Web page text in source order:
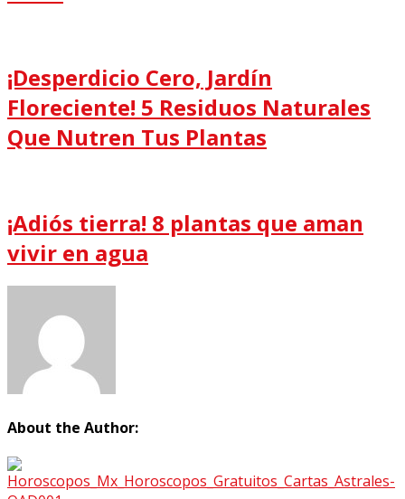
¡Desperdicio Cero, Jardín
Floreciente! 5 Residuos Naturales
Que Nutren Tus Plantas
¡Adiós tierra! 8 plantas que aman
vivir en agua
About the Author: